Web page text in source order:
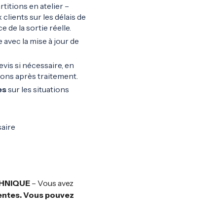
en atelier –
sur les délais de
de la sortie réelle.
la mise à jour de
si nécessaire, en
après traitement.
sur les situations
– Vous avez
Vous pouvez